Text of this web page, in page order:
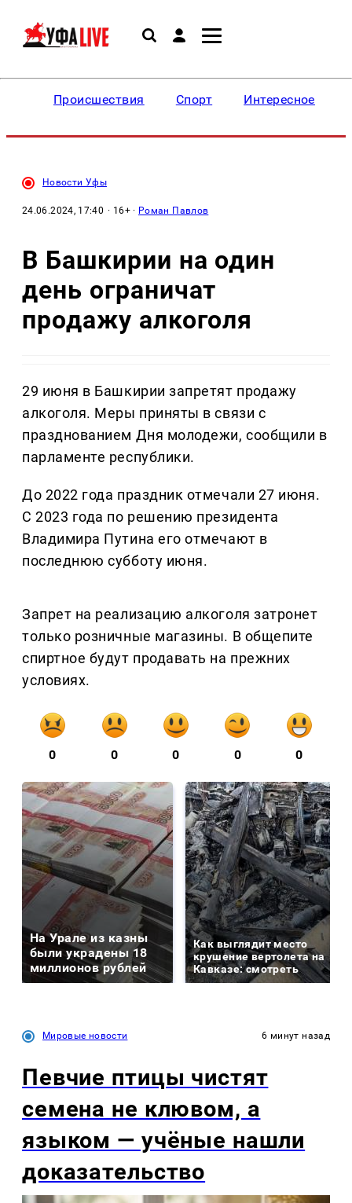
Происшествия Спорт Интересное
Новости Уфы
24.06.2024, 17:40 · 16+ · Роман Павлов
В Башкирии на один
день ограничат
продажу алкоголя
29 июня в Башкирии запретят продажу
алкоголя. Меры приняты в связи с
празднованием Дня молодежи, сообщили в
парламенте республики.
До 2022 года праздник отмечали 27 июня.
С 2023 года по решению президента
Владимира Путина его отмечают в
последнюю субботу июня.
Запрет на реализацию алкоголя затронет
только розничные магазины. В общепите
спиртное будут продавать на прежних
условиях.
0 0 0 0 0
На Урале из казны
были украдены 18
миллионов рублей
Как выглядит место
крушение вертолета на
Кавказе: смотреть
Мировые новости 6 минут назад
Певчие птицы чистят
семена не клювом, а
языком — учёные нашли
доказательство